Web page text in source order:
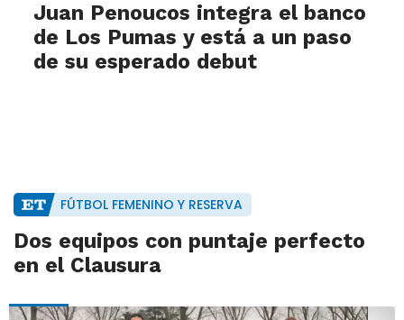
Juan Penoucos integra el banco
de Los Pumas y está a un paso
de su esperado debut
FÚTBOL FEMENINO Y RESERVA
Dos equipos con puntaje perfecto
en el Clausura